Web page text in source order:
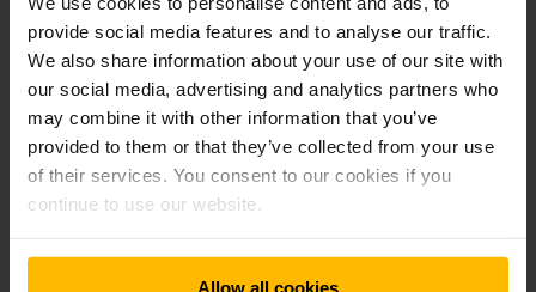
provide social media features and to analyse our traffic.
We also share information about your use of our site with
our social media, advertising and analytics partners who
may combine it with other information that you’ve
provided to them or that they’ve collected from your use
of their services. You consent to our cookies if you
continue to use our website.
Allow all cookies
softwarová stavebnice
Koncepce řízení na základě regulační techniky, která ve
spolupráci s elektrickými stroji provede výkonové
hodnocení v oblasti manipulační techniky
Nezávislé testovací oddělení k zajištění kvality
softwaru
Software výhradně „Made in Germany“